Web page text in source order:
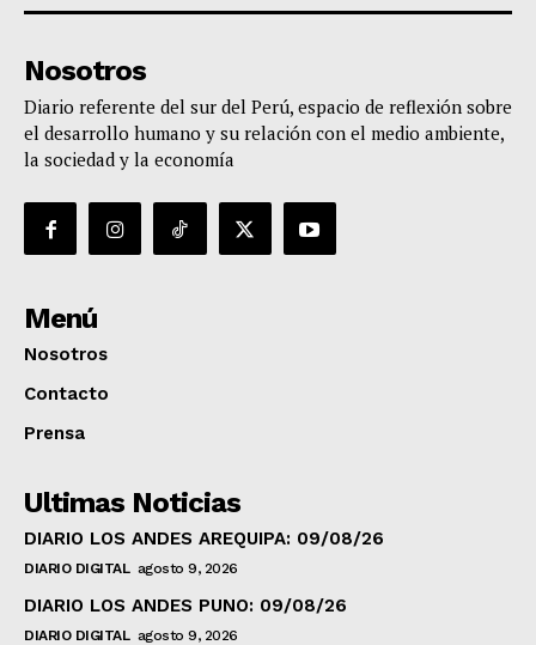
Nosotros
Diario referente del sur del Perú, espacio de reflexión sobre
el desarrollo humano y su relación con el medio ambiente,
la sociedad y la economía
Menú
Nosotros
Contacto
Prensa
Ultimas Noticias
DIARIO LOS ANDES AREQUIPA: 09/08/26
DIARIO DIGITAL agosto 9, 2026
DIARIO LOS ANDES PUNO: 09/08/26
DIARIO DIGITAL agosto 9, 2026